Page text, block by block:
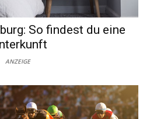
So findest du eine
ANZEIGE